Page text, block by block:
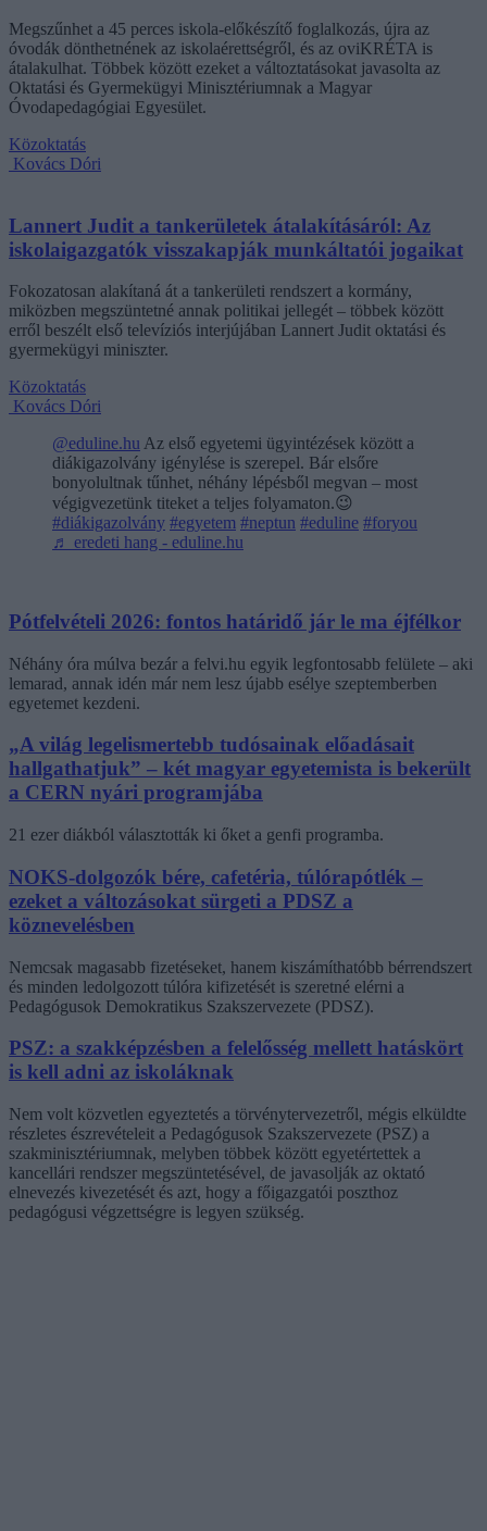
Megszűnhet a 45 perces iskola-előkészítő foglalkozás, újra az
óvodák dönthetnének az iskolaérettségről, és az oviKRÉTA is
átalakulhat. Többek között ezeket a változtatásokat javasolta az
Oktatási és Gyermekügyi Minisztériumnak a Magyar
Óvodapedagógiai Egyesület.
Közoktatás
Kovács Dóri
Lannert Judit a tankerületek átalakításáról: Az
iskolaigazgatók visszakapják munkáltatói jogaikat
Fokozatosan alakítaná át a tankerületi rendszert a kormány,
miközben megszüntetné annak politikai jellegét – többek között
erről beszélt első televíziós interjújában Lannert Judit oktatási és
gyermekügyi miniszter.
Közoktatás
Kovács Dóri
@eduline.hu Az első egyetemi ügyintézések között a
diákigazolvány igénylése is szerepel. Bár elsőre
bonyolultnak tűnhet, néhány lépésből megvan – most
végigvezetünk titeket a teljes folyamaton.😉
#diákigazolvány #egyetem #neptun #eduline #foryou
♬ eredeti hang - eduline.hu
Pótfelvételi 2026: fontos határidő jár le ma éjfélkor
Néhány óra múlva bezár a felvi.hu egyik legfontosabb felülete – aki
lemarad, annak idén már nem lesz újabb esélye szeptemberben
egyetemet kezdeni.
„A világ legelismertebb tudósainak előadásait
hallgathatjuk” – két magyar egyetemista is bekerült
a CERN nyári programjába
21 ezer diákból választották ki őket a genfi programba.
NOKS-dolgozók bére, cafetéria, túlórapótlék –
ezeket a változásokat sürgeti a PDSZ a
köznevelésben
Nemcsak magasabb fizetéseket, hanem kiszámíthatóbb bérrendszert
és minden ledolgozott túlóra kifizetését is szeretné elérni a
Pedagógusok Demokratikus Szakszervezete (PDSZ).
PSZ: a szakképzésben a felelősség mellett hatáskört
is kell adni az iskoláknak
Nem volt közvetlen egyeztetés a törvénytervezetről, mégis elküldte
részletes észrevételeit a Pedagógusok Szakszervezete (PSZ) a
szakminisztériumnak, melyben többek között egyetértettek a
kancellári rendszer megszüntetésével, de javasolják az oktató
elnevezés kivezetését és azt, hogy a főigazgatói poszthoz
pedagógusi végzettségre is legyen szükség.